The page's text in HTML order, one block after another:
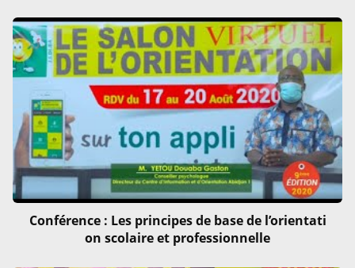
Conférence : Les principes de base de l’orientati
on scolaire et professionnelle